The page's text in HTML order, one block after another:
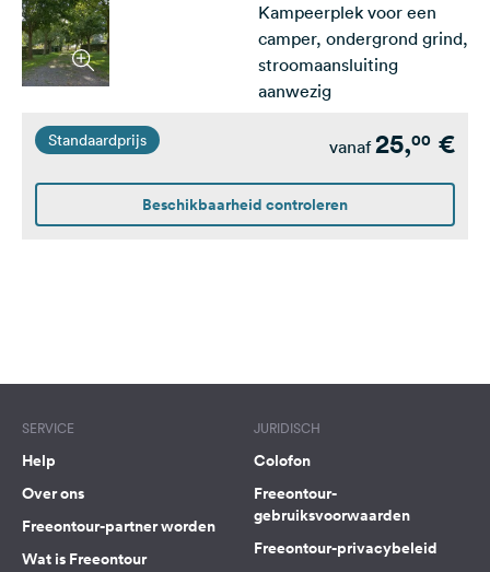
Kampeerplek voor een
camper, ondergrond grind,
stroomaansluiting
aanwezig
Standaardprijs vanaf 25,00 €
Beschikbaarheid controleren
SERVICE
Help
Over ons
Freeontour-partner worden
Wat is Freeontour
JURIDISCH
Colofon
Freeontour-
gebruiksvoorwaarden
Freeontour-privacybeleid